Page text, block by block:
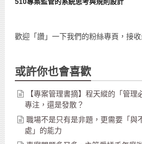
歡迎「讚」一下我們的粉絲專頁，接
或許你也會喜歡
【專案管理書摘】程天縱的「管理
專注，還是發散？
職場不是只有是非題，更需要「與
處」的能力